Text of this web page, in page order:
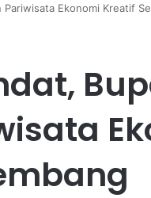
Ekonomi Kreatif